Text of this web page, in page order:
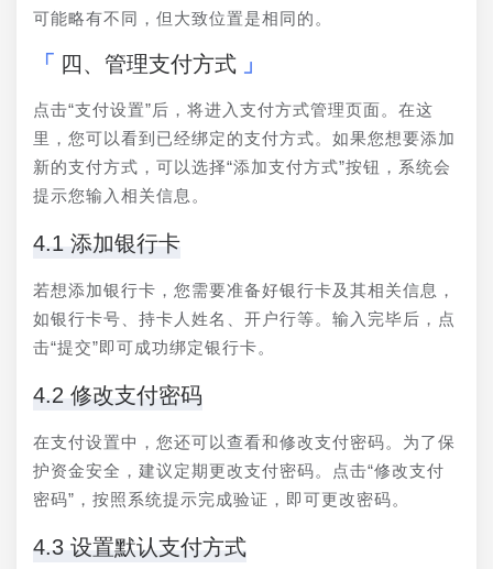
可能略有不同，但大致位置是相同的。
四、管理支付方式
点击“支付设置”后，将进入支付方式管理页面。在这
里，您可以看到已经绑定的支付方式。如果您想要添加
新的支付方式，可以选择“添加支付方式”按钮，系统会
提示您输入相关信息。
4.1 添加银行卡
若想添加银行卡，您需要准备好银行卡及其相关信息，
如银行卡号、持卡人姓名、开户行等。输入完毕后，点
击“提交”即可成功绑定银行卡。
4.2 修改支付密码
在支付设置中，您还可以查看和修改支付密码。为了保
护资金安全，建议定期更改支付密码。点击“修改支付
密码”，按照系统提示完成验证，即可更改密码。
4.3 设置默认支付方式